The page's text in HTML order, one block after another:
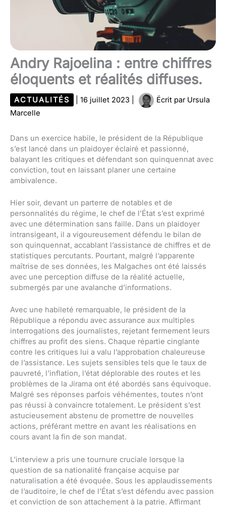
Andry Rajoelina : entre chiffres
éloquents et réalités diffuses.
ACTUALITÉS 16 juillet 2023 Écrit par Ursula
Marcelle
Dans un exercice habile, le président de la République
s’est lancé dans un plaidoyer éclairé et passionné,
balayant les critiques et défendant son quinquennat avec
conviction, tout en laissant planer une certaine
ambivalence.
Hier soir, devant un parterre de notables et de
personnalités du régime, le chef de l’État s’est exprimé
avec une détermination sans faille. Dans un plaidoyer
intransigeant, il a vigoureusement défendu le bilan de
son quinquennat, accablant l’assistance de chiffres et de
statistiques percutants. Pourtant, malgré l’apparente
maîtrise de ses données, les Malgaches ont été laissés
avec une perception diffuse de la réalité actuelle,
submergés par une avalanche d’informations.
Avec une habileté remarquable, le président de la
République a répondu avec assurance aux multiples
interrogations des journalistes, rejetant fermement leurs
chiffres au profit des siens. Chaque répartie cinglante
contre les critiques lui a valu l’approbation chaleureuse
de l’assistance. Les sujets sensibles tels que le taux de
pauvreté, l’inflation, l’état déplorable des routes et les
problèmes de la Jirama ont été abordés sans équivoque.
Malgré ses réponses parfois véhémentes, toutes n’ont
pas réussi à convaincre totalement. Le président s’est
astucieusement abstenu de promettre de nouvelles
actions, préférant mettre en avant les réalisations en
cours avant la fin de son mandat.
L’interview a pris une tournure cruciale lorsque la
question de sa nationalité française acquise par
naturalisation a été évoquée. Sous les applaudissements
de l’auditoire, le chef de l’État s’est défendu avec passion
et conviction de son attachement à la patrie. Affirmant